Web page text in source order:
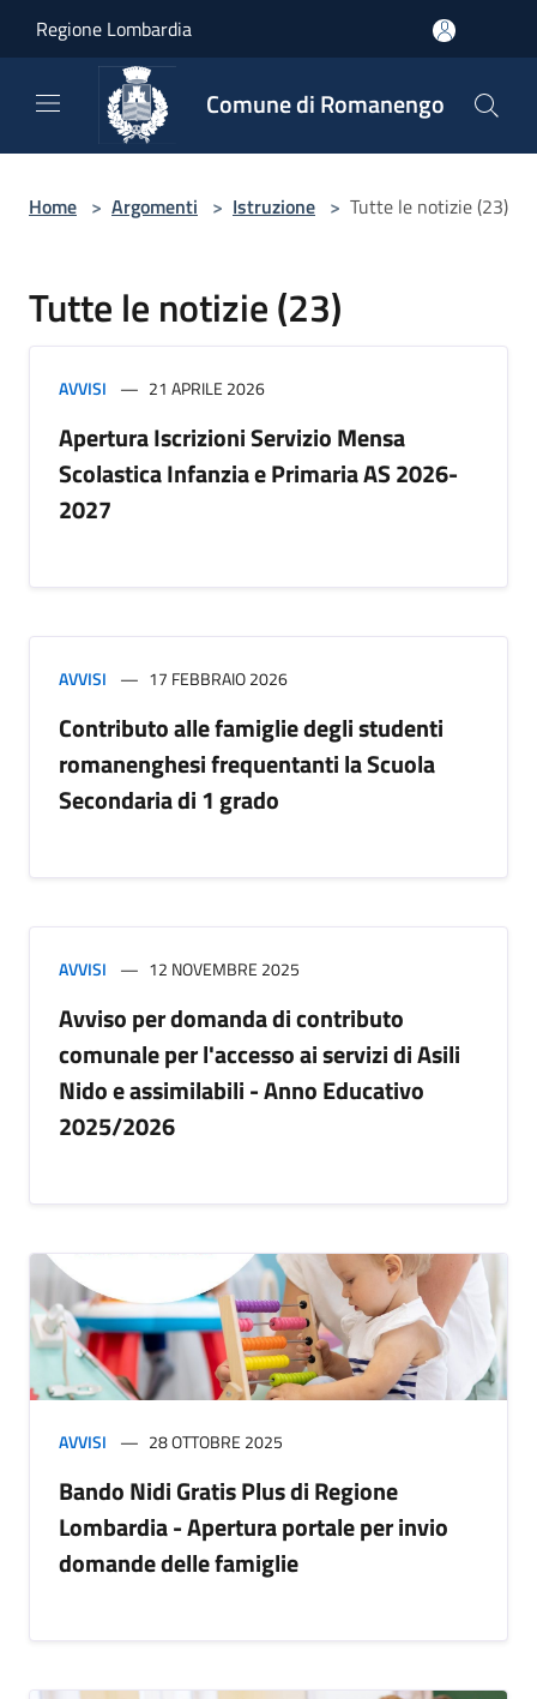
Regione Lombardia
Comune di Romanengo
Home > Argomenti > Istruzione > Tutte le notizie (23)
Tutte le notizie (23)
AVVISI 21 APRILE 2026
Apertura Iscrizioni Servizio Mensa
Scolastica Infanzia e Primaria AS 2026-
2027
AVVISI 17 FEBBRAIO 2026
Contributo alle famiglie degli studenti
romanenghesi frequentanti la Scuola
Secondaria di 1 grado
AVVISI 12 NOVEMBRE 2025
Avviso per domanda di contributo
comunale per l'accesso ai servizi di Asili
Nido e assimilabili - Anno Educativo
2025/2026
AVVISI 28 OTTOBRE 2025
Bando Nidi Gratis Plus di Regione
Lombardia - Apertura portale per invio
domande delle famiglie